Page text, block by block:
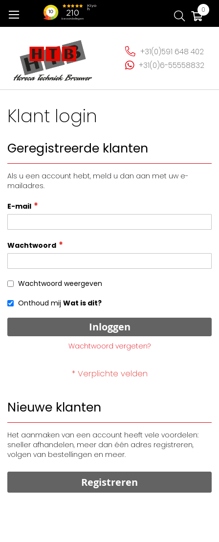
naar
0
+31(0)591 648 402
+31(0)6-55558832
Klant login
Geregistreerde klanten
Als u een account hebt, meld u dan aan met uw e-
mailadres.
E-mail
Wachtwoord
Wachtwoord weergeven
Onthoud mij Wat is dit?
Inloggen
Wachtwoord vergeten?
Nieuwe klanten
Het aanmaken van een account heeft vele voordelen:
sneller afhandelen, meer dan één adres registreren,
volgen van bestellingen en meer.
Registreren